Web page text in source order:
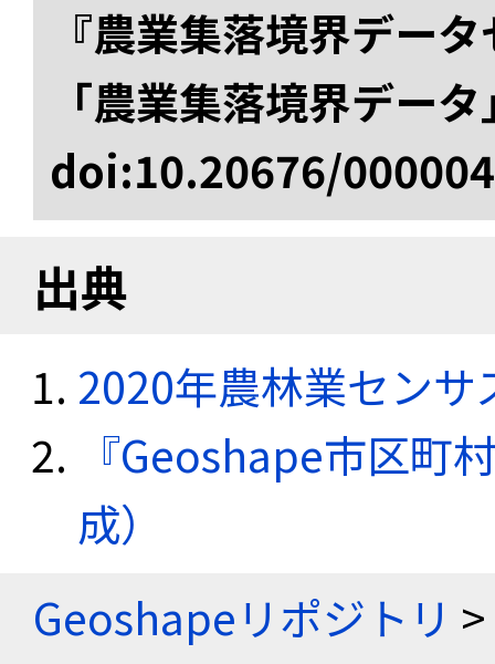
『農業集落境界デー
「農業集落境界デー
doi:10.20676/
出典
2020年農林業セン
『Geoshape市区町
成）
Geoshapeリポジトリ >